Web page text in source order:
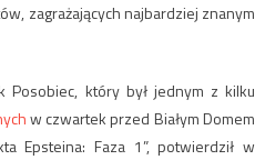
zagrażających najbardziej znanym
Posobiec, który był jednym z kilku
w czwartek przed Białym Domem
Epsteina: Faza 1”, potwierdził w